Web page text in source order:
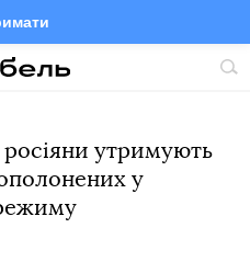
TelegramTwitter
утримують
у